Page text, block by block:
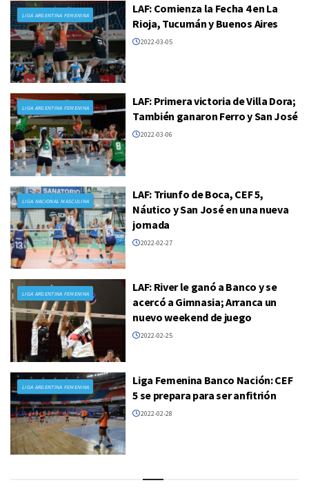
LIGA ARGENTINA FEMENINA
LAF: Comienza la Fecha 4 en La
Rioja, Tucumán y Buenos Aires
2022-03-05
LIGA ARGENTINA FEMENINA
LAF: Primera victoria de Villa Dora;
También ganaron Ferro y San José
2022-03-06
LIGA NACIONAL MASCULINA
LAF: Triunfo de Boca, CEF 5,
Náutico y San José en una nueva
jornada
2022-02-27
LIGA ARGENTINA FEMENINA
LAF: River le ganó a Banco y se
acercó a Gimnasia; Arranca un
nuevo weekend de juego
2022-02-25
LIGA ARGENTINA FEMENINA
Liga Femenina Banco Nación: CEF
5 se prepara para ser anfitrión
2022-02-28